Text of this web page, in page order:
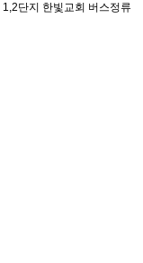
1,2단지 한빛교회 버스정류